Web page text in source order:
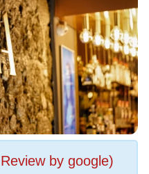
by google)